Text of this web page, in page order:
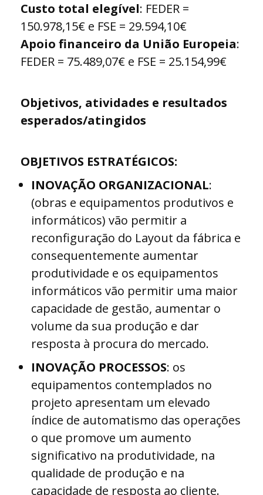
Custo total elegível: FEDER =
150.978,15€ e FSE = 29.594,10€
Apoio financeiro da União Europeia:
FEDER = 75.489,07€ e FSE = 25.154,99€
Objetivos, atividades e resultados
esperados/atingidos
OBJETIVOS ESTRATÉGICOS:
INOVAÇÃO ORGANIZACIONAL:
(obras e equipamentos produtivos e
informáticos) vão permitir a
reconfiguração do Layout da fábrica e
consequentemente aumentar
produtividade e os equipamentos
informáticos vão permitir uma maior
capacidade de gestão, aumentar o
volume da sua produção e dar
resposta à procura do mercado.
INOVAÇÃO PROCESSOS: os
equipamentos contemplados no
projeto apresentam um elevado
índice de automatismo das operações
o que promove um aumento
significativo na produtividade, na
qualidade de produção e na
capacidade de resposta ao cliente.